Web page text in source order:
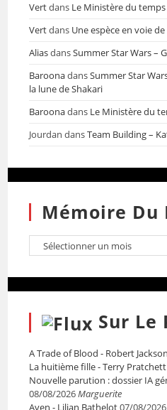
Vertdans Le Ministère du
Vertdans Une espèce en voie
AliasdansSummer Star Wars –
BaroonadansSummer Star
la lune de Shakari
Baroonadans Le Ministère du
Jourdan dansTeam Building –
Mémoire Du
Sur Le
A Trade of Blood - Robert
La huitième fille - Terry Pratchett
Nouvelle parution : dossier IA
08/08/2026Marguerite
Aven - Lilian Bathelot07/08/2026